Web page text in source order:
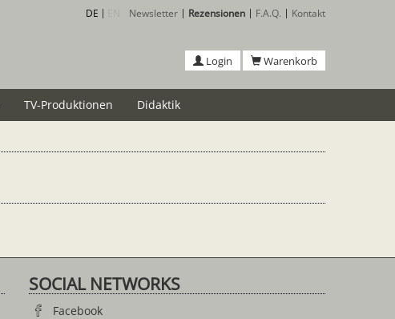
DE Newsletter Rezensionen F.A.Q. Kontakt
Login Warenkorb
TV-Produktionen Didaktik
SOCIAL NETWORKS
Facebook